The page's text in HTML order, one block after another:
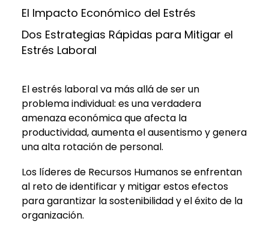
El Impacto Económico del Estrés
Dos Estrategias Rápidas para Mitigar el
Estrés Laboral
El estrés laboral va más allá de ser un
problema individual: es una verdadera
amenaza económica que afecta la
productividad, aumenta el ausentismo y genera
una alta rotación de personal.
Los líderes de Recursos Humanos se enfrentan
al reto de identificar y mitigar estos efectos
para garantizar la sostenibilidad y el éxito de la
organización.